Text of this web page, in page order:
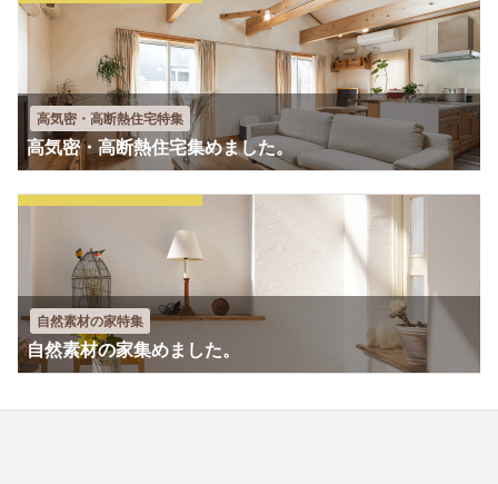
高気密・高断熱住宅特集
高気密・高断熱住宅集めました。
自然素材の家特集
自然素材の家集めました。